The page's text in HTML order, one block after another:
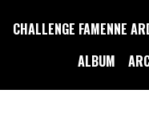
CHALLENGE FAMENNE
ALBUM